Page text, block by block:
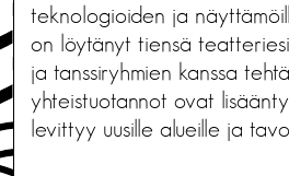
teknologioiden ja
on löytänyt tiensä
ja tanssiryhmien kanssa
yhteistuotannot ovat
levittyy uusille alueille ja